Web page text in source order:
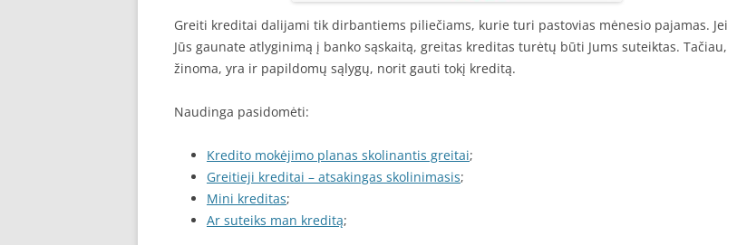
Greiti kreditai dalijami tik dirbantiems piliečiams, kurie turi pastovias mėnesio pajamas. Jei
Jūs gaunate atlyginimą į banko sąskaitą, greitas kreditas turėtų būti Jums suteiktas. Tačiau,
žinoma, yra ir papildomų sąlygų, norit gauti tokį kreditą.
Naudinga pasidomėti:
Kredito mokėjimo planas skolinantis greitai;
Greitieji kreditai – atsakingas skolinimasis;
Mini kreditas;
Ar suteiks man kreditą;